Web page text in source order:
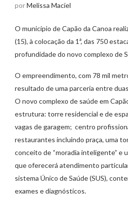
porMelissa Maciel
O município de Capão da Canoa
(15), à colocação da 1ª, das 750
profundidade do novo complexo de
O empreendimento, com 78 mil
resultado de uma parceria entre
O novo complexo de saúde em
estrutura: torre residencial e de
vagas de garagem; centro
restaurantes incluindo praça, uma
conceito de “moradia inteligente” e
que oferecerá atendimento
sistema Único de Saúde (SUS),
exames e diagnósticos.